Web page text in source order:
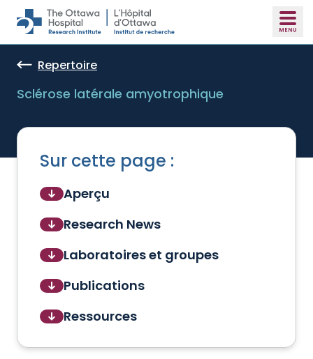
Skip to main content
Repertoire
Sclérose latérale amyotrophique
Sur cette page :
Aperçu
Research News
Laboratoires et groupes
Publications
Ressources